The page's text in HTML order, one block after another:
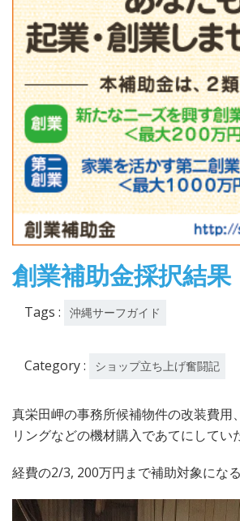
創業補助金採択結果
Tags : 沖縄サーフガイド
Category : ショップ立ち上げ奮闘記
真栄田岬の事務所候補物件の改装費用
リングなどの機材購入であてにしてい
経費の2/3, 200万円まで補助対象になる